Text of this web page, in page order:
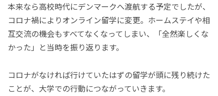
本来なら高校時代にデンマークへ渡航する予定でしたが、
コロナ禍によりオンライン留学に変更。ホームステイや相
互交流の機会もすべてなくなってしまい、「全然楽しくな
かった」と当時を振り返ります。
コロナがなければ行けていたはずの留学が頭に残り続けた
ことが、大学での行動につながっていきます。